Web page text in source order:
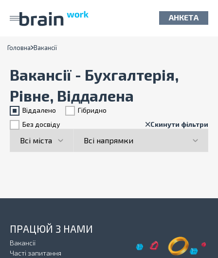
АНКЕТА
Головна Вакансії
Вакансії - Бухгалтерія,
Рівне, Віддалена
Віддалено
Гiбридно
Без досвіду
Скинути фільтри
ПРАЦЮЙ З НАМИ
Вакансії
Часті запитання